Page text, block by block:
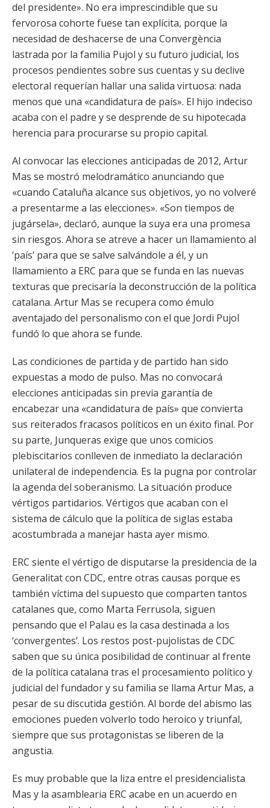
del presidente». No era imprescindible que su
fervorosa cohorte fuese tan explícita, porque la
necesidad de deshacerse de una Convergència
lastrada por la familia Pujol y su futuro judicial, los
procesos pendientes sobre sus cuentas y su declive
electoral requerían hallar una salida virtuosa: nada
menos que una «candidatura de país». El hijo indeciso
acaba con el padre y se desprende de su hipotecada
herencia para procurarse su propio capital.
Al convocar las elecciones anticipadas de 2012, Artur
Mas se mostró melodramático anunciando que
«cuando Cataluña alcance sus objetivos, yo no volveré
a presentarme a las elecciones». «Son tiempos de
jugársela», declaró, aunque la suya era una promesa
sin riesgos. Ahora se atreve a hacer un llamamiento al
‘país’ para que se salve salvándole a él, y un
llamamiento a ERC para que se funda en las nuevas
texturas que precisaría la deconstrucción de la política
catalana. Artur Mas se recupera como émulo
aventajado del personalismo con el que Jordi Pujol
fundó lo que ahora se funde.
Las condiciones de partida y de partido han sido
expuestas a modo de pulso. Mas no convocará
elecciones anticipadas sin previa garantía de
encabezar una «candidatura de país» que convierta
sus reiterados fracasos políticos en un éxito final. Por
su parte, Junqueras exige que unos comicios
plebiscitarios conlleven de inmediato la declaración
unilateral de independencia. Es la pugna por controlar
la agenda del soberanismo. La situación produce
vértigos partidarios. Vértigos que acaban con el
sistema de cálculo que la política de siglas estaba
acostumbrada a manejar hasta ayer mismo.
ERC siente el vértigo de disputarse la presidencia de la
Generalitat con CDC, entre otras causas porque es
también víctima del supuesto que comparten tantos
catalanes que, como Marta Ferrusola, siguen
pensando que el Palau es la casa destinada a los
‘convergentes’. Los restos post-pujolistas de CDC
saben que su única posibilidad de continuar al frente
de la política catalana tras el procesamiento político y
judicial del fundador y su familia se llama Artur Mas, a
pesar de su discutida gestión. Al borde del abismo las
emociones pueden volverlo todo heroico y triunfal,
siempre que sus protagonistas se liberen de la
angustia.
Es muy probable que la liza entre el presidencialista
Mas y la asamblearia ERC acabe en un acuerdo en